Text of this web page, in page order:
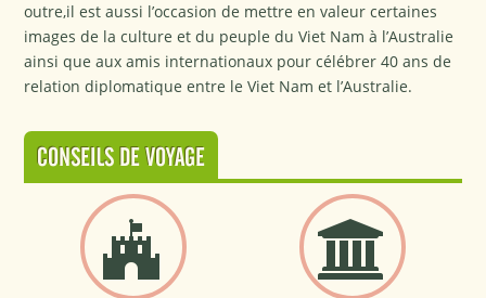
outre,il est aussi l’occasion de mettre en valeur certaines
images de la culture et du peuple du Viet Nam à l’Australie
ainsi que aux amis internationaux pour célébrer 40 ans de
relation diplomatique entre le Viet Nam et l’Australie.
CONSEILS DE VOYAGE